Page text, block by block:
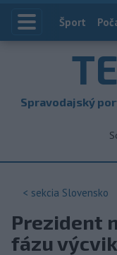
Index
Šport
Spravodajský
< sekcia Slovensko
Prezident
fázu